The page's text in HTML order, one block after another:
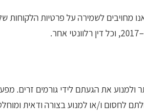
מחויבים לשמירה על פרטיות הלקוחות
את הגעתם לידי גורמים זרים.
לחסום ו/או למנוע בצורה ודאית